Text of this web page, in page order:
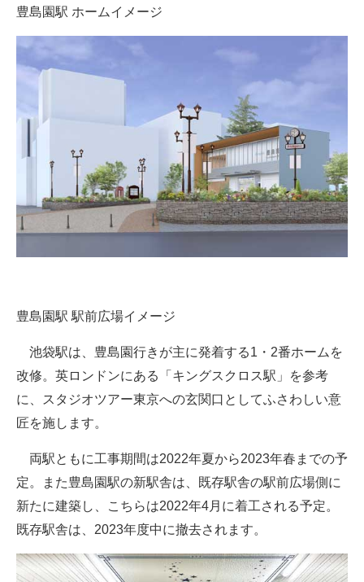
豊島園駅 ホームイメージ
豊島園駅 駅前広場イメージ
池袋駅は、豊島園行きが主に発着する1・2番ホームを
改修。英ロンドンにある「キングスクロス駅」を参考
に、スタジオツアー東京への玄関口としてふさわしい意
匠を施します。
両駅ともに工事期間は2022年夏から2023年春までの予
定。また豊島園駅の新駅舎は、既存駅舎の駅前広場側に
新たに建築し、こちらは2022年4月に着工される予定。
既存駅舎は、2023年度中に撤去されます。